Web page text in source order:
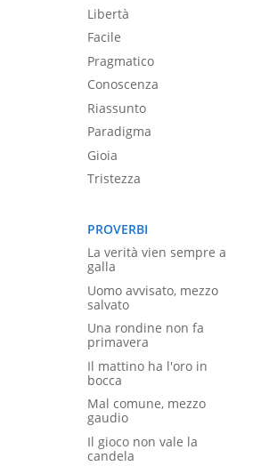
Libertà
Facile
Pragmatico
Conoscenza
Riassunto
Paradigma
Gioia
Tristezza
PROVERBI
La verità vien sempre a
galla
Uomo avvisato, mezzo
salvato
Una rondine non fa
primavera
Il mattino ha l'oro in
bocca
Mal comune, mezzo
gaudio
Il gioco non vale la
candela